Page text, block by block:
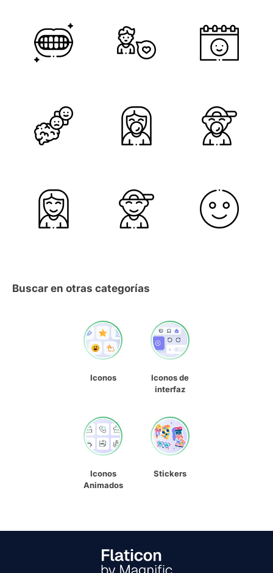
Buscar en otras categorías
Iconos
Iconos de
interfaz
Iconos
Animados
Stickers